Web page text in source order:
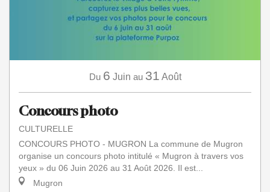
Du 6 Juin au 31 Août
Concours photo
CULTURELLE
CONCOURS PHOTO - MUGRON La commune de Mugron
organise un concours photo intitulé « Mugron à travers vos
yeux » du 06 Juin 2026 au 31 Août 2026. Il est...
Mugron